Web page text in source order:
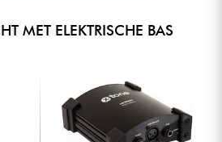
MET ELEKTRISCHE BAS